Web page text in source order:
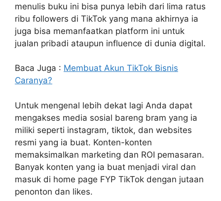
menulis buku ini bisa punya lebih dari lima ratus
ribu followers di TikTok yang mana akhirnya ia
juga bisa memanfaatkan platform ini untuk
jualan pribadi ataupun influence di dunia digital.
Baca Juga : Membuat Akun TikTok Bisnis
Caranya?
Untuk mengenal lebih dekat lagi Anda dapat
mengakses media sosial bareng bram yang ia
miliki seperti instagram, tiktok, dan websites
resmi yang ia buat. Konten-konten
memaksimalkan marketing dan ROI pemasaran.
Banyak konten yang ia buat menjadi viral dan
masuk di home page FYP TikTok dengan jutaan
penonton dan likes.